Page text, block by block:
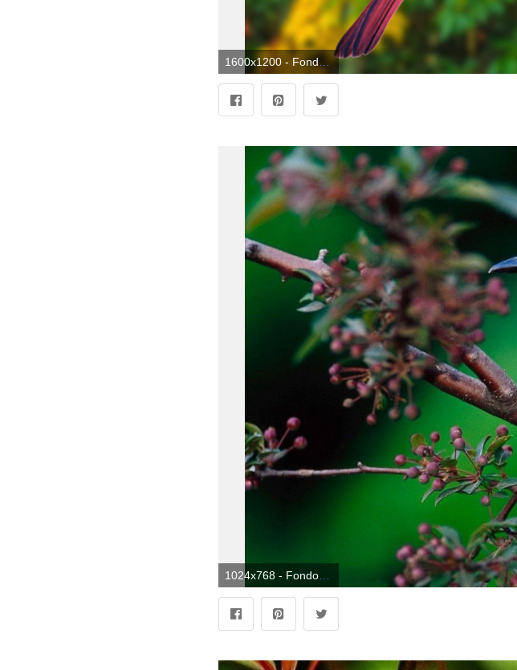
1600x1200 - Fondo de pantalla de 1600x1200. Fondo para computadora de pájaros.
1024x768 - Fondo de pantalla de 1024x768. Imágen de pájaros.